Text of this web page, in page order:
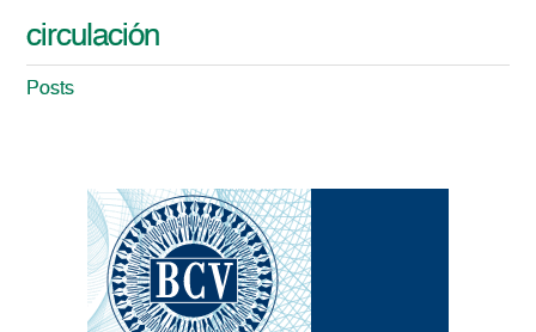
circulación
Posts